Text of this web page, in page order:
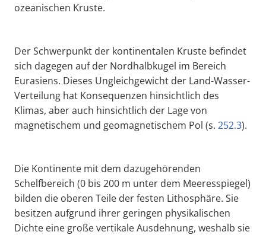
ozeanischen Kruste.
Der Schwerpunkt der kontinentalen Kruste befindet
sich dagegen auf der Nordhalbkugel im Bereich
Eurasiens. Dieses Ungleichgewicht der Land-Wasser-
Verteilung hat Konsequenzen hinsichtlich des
Klimas, aber auch hinsichtlich der Lage von
magnetischem und geomagnetischem Pol (s. 252.3).
Die Kontinente mit dem dazugehörenden
Schelfbereich (0 bis 200 m unter dem Meeresspiegel)
bilden die oberen Teile der festen Lithosphäre. Sie
besitzen aufgrund ihrer geringen physikalischen
Dichte eine große vertikale Ausdehnung, weshalb sie